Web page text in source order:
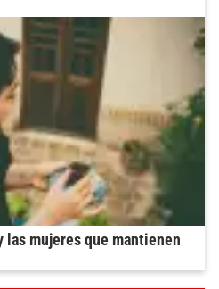
las mujeres que mantienen